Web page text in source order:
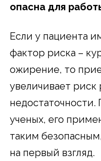
опасна для
Если у пациента
фактор риска –
ожирение, то
увеличивает риск
ученых, его
таким
на первый взгляд.